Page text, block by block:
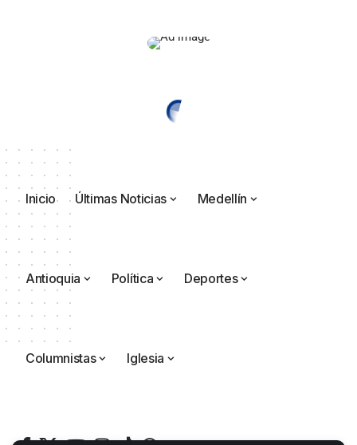
Inicio Últimas Noticias Medellín
Antioquia Política Deportes
Columnistas Iglesia